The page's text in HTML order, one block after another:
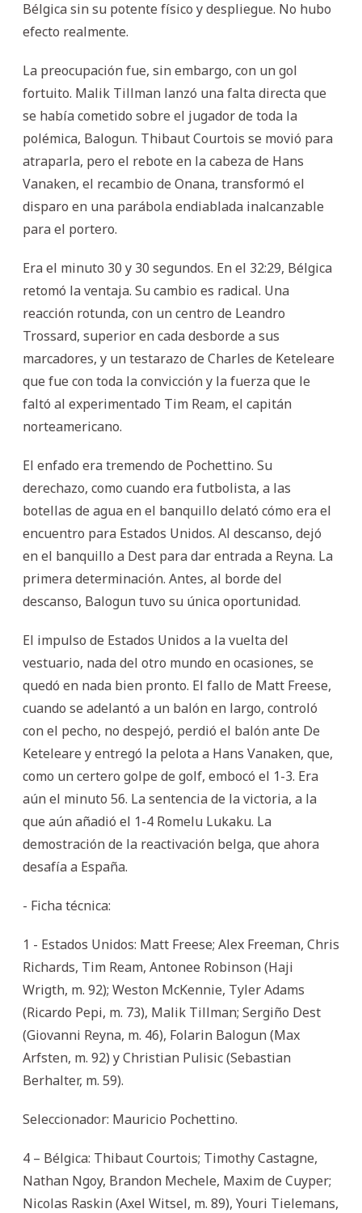
Bélgica sin su potente físico y despliegue. No hubo
efecto realmente.
La preocupación fue, sin embargo, con un gol
fortuito. Malik Tillman lanzó una falta directa que
se había cometido sobre el jugador de toda la
polémica, Balogun. Thibaut Courtois se movió para
atraparla, pero el rebote en la cabeza de Hans
Vanaken, el recambio de Onana, transformó el
disparo en una parábola endiablada inalcanzable
para el portero.
Era el minuto 30 y 30 segundos. En el 32:29, Bélgica
retomó la ventaja. Su cambio es radical. Una
reacción rotunda, con un centro de Leandro
Trossard, superior en cada desborde a sus
marcadores, y un testarazo de Charles de Keteleare
que fue con toda la convicción y la fuerza que le
faltó al experimentado Tim Ream, el capitán
norteamericano.
El enfado era tremendo de Pochettino. Su
derechazo, como cuando era futbolista, a las
botellas de agua en el banquillo delató cómo era el
encuentro para Estados Unidos. Al descanso, dejó
en el banquillo a Dest para dar entrada a Reyna. La
primera determinación. Antes, al borde del
descanso, Balogun tuvo su única oportunidad.
El impulso de Estados Unidos a la vuelta del
vestuario, nada del otro mundo en ocasiones, se
quedó en nada bien pronto. El fallo de Matt Freese,
cuando se adelantó a un balón en largo, controló
con el pecho, no despejó, perdió el balón ante De
Keteleare y entregó la pelota a Hans Vanaken, que,
como un certero golpe de golf, embocó el 1-3. Era
aún el minuto 56. La sentencia de la victoria, a la
que aún añadió el 1-4 Romelu Lukaku. La
demostración de la reactivación belga, que ahora
desafía a España.
- Ficha técnica:
1 - Estados Unidos: Matt Freese; Alex Freeman, Chris
Richards, Tim Ream, Antonee Robinson (Haji
Wrigth, m. 92); Weston McKennie, Tyler Adams
(Ricardo Pepi, m. 73), Malik Tillman; Sergiño Dest
(Giovanni Reyna, m. 46), Folarin Balogun (Max
Arfsten, m. 92) y Christian Pulisic (Sebastian
Berhalter, m. 59).
Seleccionador: Mauricio Pochettino.
4 – Bélgica: Thibaut Courtois; Timothy Castagne,
Nathan Ngoy, Brandon Mechele, Maxim de Cuyper;
Nicolas Raskin (Axel Witsel, m. 89), Youri Tielemans,